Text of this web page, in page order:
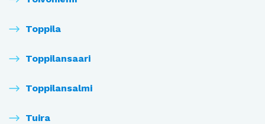
Toppila
Toppilansaari
Toppilansalmi
Tuira